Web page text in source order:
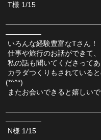
T様 1/15
―――――
いろんな経験豊富なTさん！
仕事や旅行のお話ができて
私の話も聞いてくださって
(*^^*)
またお会いできると嬉しい
―――――
N様 1/15